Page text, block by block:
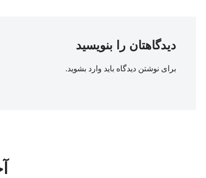
دیدگاهتان را بنویسید
برای نوشتن دیدگاه باید وارد بشوید.